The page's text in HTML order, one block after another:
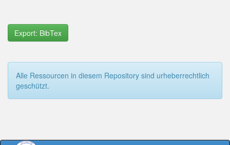
Export: BibTex
Alle Ressourcen in diesem Repository sind urheberrechtlich
geschützt.